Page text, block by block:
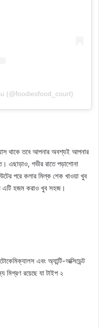
(@foodiesfood_court)
থাকে তবে আপনার অবশ্যই আপনার
এছাড়াও, গভীর রাতে পড়াশোনা
পরে কলার মিল্ক শেক খাওয়া খুব
এটি হজম করাও খুব সহজ।
এবং অ্যান্টি-অক্সিডেন্ট
রয়েছে যা টাইপ ২